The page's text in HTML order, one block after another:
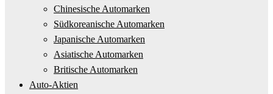
Chinesische Automarken
Südkoreanische Automarken
Japanische Automarken
Asiatische Automarken
Britische Automarken
Auto-Aktien